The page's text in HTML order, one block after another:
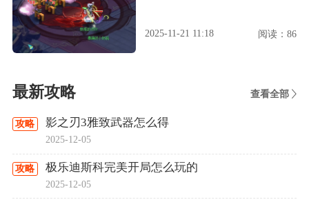
2025-11-21 11:18 阅读：86
最新攻略 查看全部
攻略 影之刃3雅致武器怎么得
2025-12-05
攻略 极乐迪斯科完美开局怎么玩的
2025-12-05